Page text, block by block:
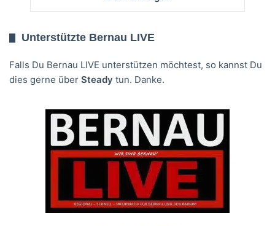
Unterstützte Bernau LIVE
Falls Du Bernau LIVE unterstützen möchtest, so kannst Du
dies gerne über Steady tun. Danke.